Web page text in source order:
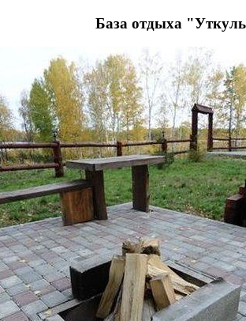
База отдыха